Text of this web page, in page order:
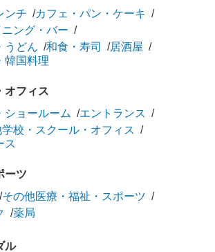
ンチ
カフェ・パン・ケーキ
ング・バー
うどん
和食・寿司
居酒屋
韓国料理
オフィス
ショールーム
エントランス
校・スクール・オフィス
ス
ーツ
その他医療・福祉・スポーツ
薬局
ル